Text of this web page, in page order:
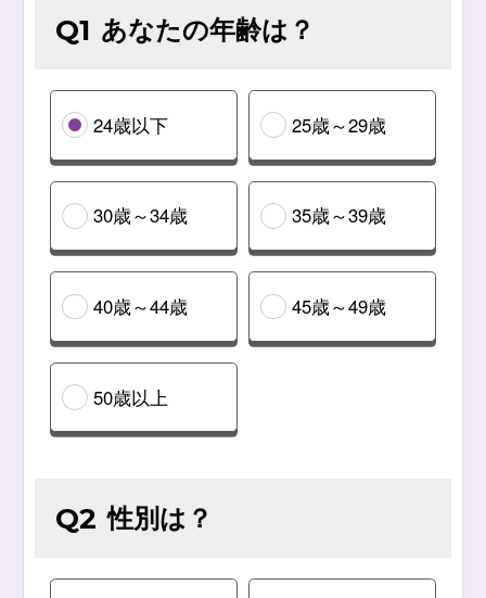
Q1 あなたの年齢は？
24歳以下 25歳～29歳
30歳～34歳 35歳～39歳
40歳～44歳 45歳～49歳
50歳以上
Q2 性別は？